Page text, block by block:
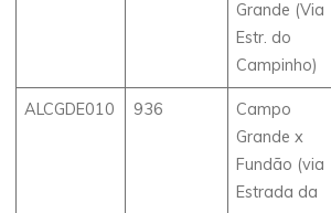
Grande (Via
Estr. do
Campinho)
ALCGDE010 936
Campo
Grande x
Fundão (via
Estrada da